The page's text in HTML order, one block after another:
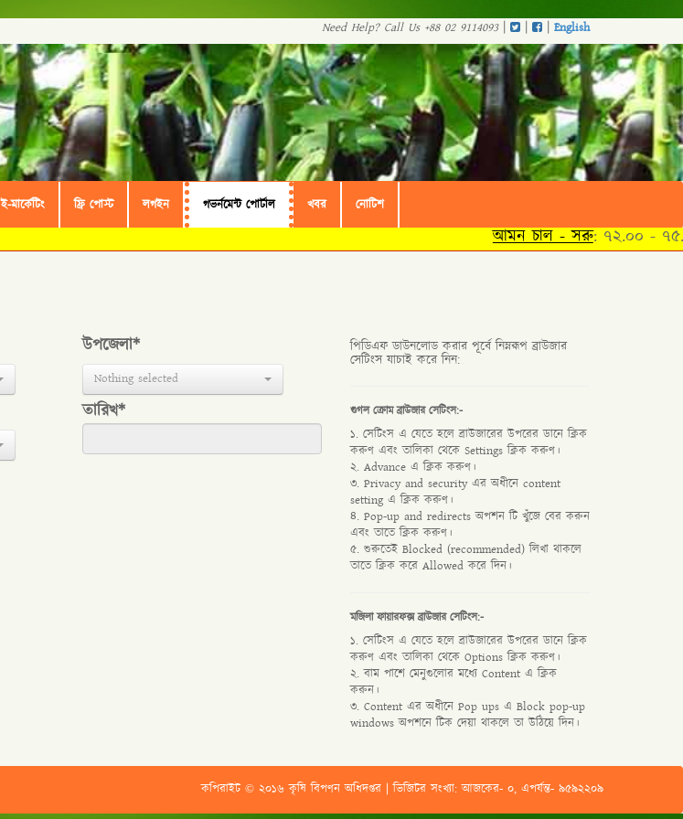
Need Help? Call Us +88 02 9114093| English
ই-মার্কেটিং ফ্রি পোস্ট লগইন গভর্নমেন্ট পোর্টাল খবর নোটিশ
আমন চাল - সরু: ৭২.০০ -
উপজেলা*
Nothing selected
তারিখ*
পিডিএফ ডাউনলোড করার পূর্বে নিম্নরূপ ব্রাউজার
সেটিংস যাচাই করে নিন:
গুগল ক্রোম ব্রাউজার সেটিংস:-
১. সেটিংস এ যেতে হলে ব্রাউজারের উপরের ডানে ক্লিক
করুণ এবং তালিকা থেকে Settings ক্লিক করুণ।
২. Advance এ ক্লিক করুণ।
৩. Privacy and security এর অধীনে content
setting এ ক্লিক করুণ।
৪. Pop-up and redirects অপশন টি খুঁজে বের করুন
এবং তাতে ক্লিক করুণ।
৫. শুরুতেই Blocked (recommended) লিখা থাকলে
তাতে ক্লিক করে Allowed করে দিন।
মজিলা ফায়ারফক্স ব্রাউজার সেটিংস:-
১. সেটিংস এ যেতে হলে ব্রাউজারের উপরের ডানে ক্লিক
করুণ এবং তালিকা থেকে Options ক্লিক করুণ।
২. বাম পাশে মেনুগুলোর মধ্যে Content এ ক্লিক
করুন।
৩. Content এর অধীনে Pop ups এ Block pop-up
windows অপশনে টিক দেয়া থাকলে তা উঠিয়ে দিন।
কপিরাইট © ২০১৬ কৃষি বিপণন অধিদপ্তর | ভিজিটর সংখ্যা: আজকের- ০, এপর্যন্ত- ৯৫৯২২০৯